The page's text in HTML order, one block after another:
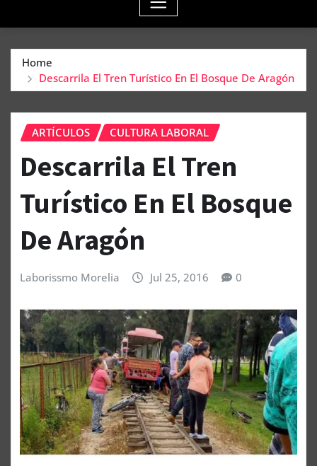
Home
Descarrila El Tren Turístico En El Bosque De Aragón
ARTÍCULOS CULTURA LABORAL
Descarrila El Tren
Turístico En El Bosque
De Aragón
Laborissmo Morelia Jul 25, 2016 0